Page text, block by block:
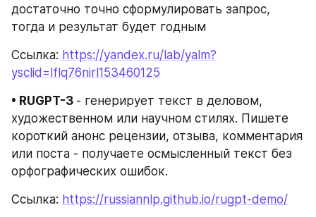
достаточно точно сформулировать запрос,
тогда и результат будет годным
Ссылка: https://yandex.ru/lab/yalm?
ysclid=lflq76nirl153460125
• RUGPT-3 - генерирует текст в деловом,
художественном или научном стилях. Пишете
короткий анонс рецензии, отзыва, комментария
или поста - получаете осмысленный текст без
орфографических ошибок.
Ссылка: https://russiannlp.github.io/rugpt-demo/